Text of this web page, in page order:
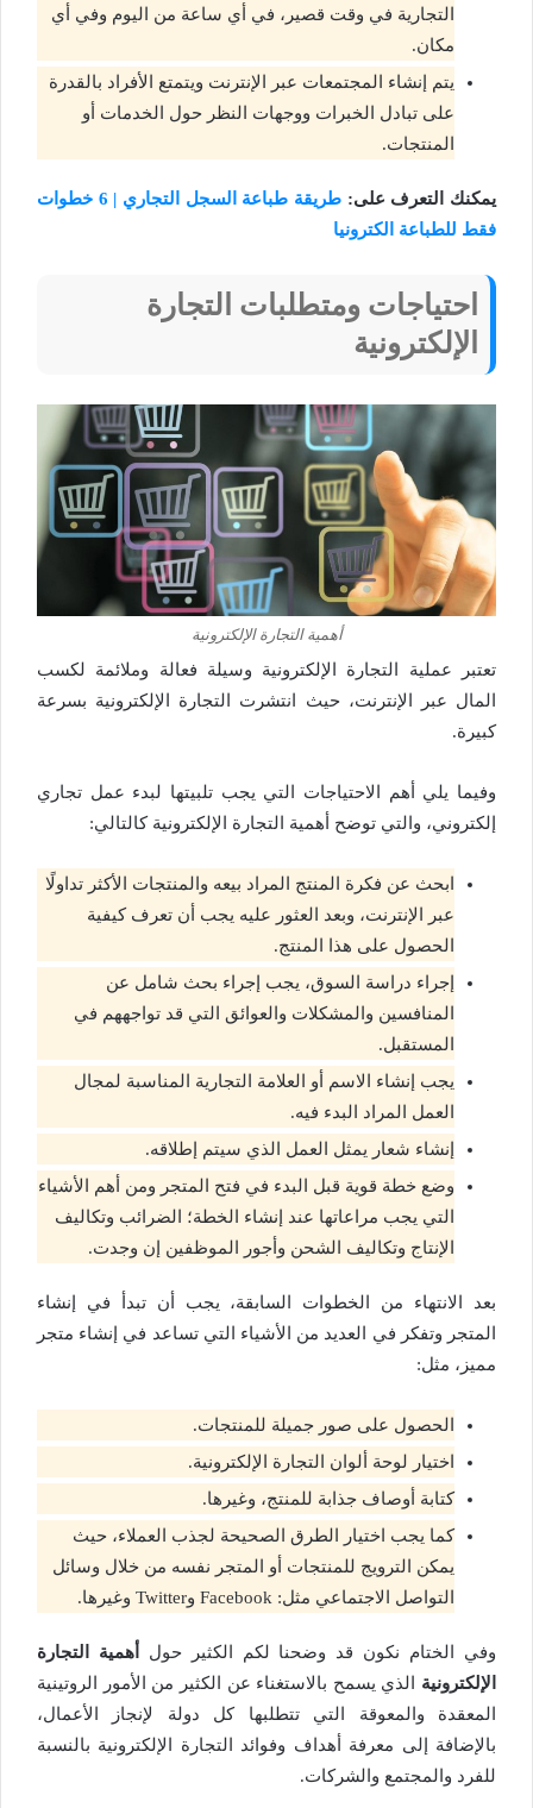
التجارية في وقت قصير، في أي ساعة من اليوم وفي أي
مكان.
يتم إنشاء المجتمعات عبر الإنترنت ويتمتع الأفراد بالقدرة
على تبادل الخبرات ووجهات النظر حول الخدمات أو
المنتجات.
يمكنك التعرف على:
طريقة طباعة السجل التجاري | 6 خطوات
فقط للطباعة الكترونيا
احتياجات ومتطلبات التجارة
الإلكترونية
أهمية التجارة الإلكترونية
تعتبر عملية التجارة الإلكترونية وسيلة فعالة وملائمة لكسب
المال عبر الإنترنت، حيث انتشرت التجارة الإلكترونية بسرعة
كبيرة.
وفيما يلي أهم الاحتياجات التي يجب تلبيتها لبدء عمل تجاري
إلكتروني، والتي توضح أهمية التجارة الإلكترونية كالتالي:
ابحث عن فكرة المنتج المراد بيعه والمنتجات الأكثر تداولًا
عبر الإنترنت، وبعد العثور عليه يجب أن تعرف كيفية
الحصول على هذا المنتج.
إجراء دراسة السوق، يجب إجراء بحث شامل عن
المنافسين والمشكلات والعوائق التي قد تواجههم في
المستقبل.
يجب إنشاء الاسم أو العلامة التجارية المناسبة لمجال
العمل المراد البدء فيه.
إنشاء شعار يمثل العمل الذي سيتم إطلاقه.
وضع خطة قوية قبل البدء في فتح المتجر ومن أهم الأشياء
التي يجب مراعاتها عند إنشاء الخطة؛ الضرائب وتكاليف
الإنتاج وتكاليف الشحن وأجور الموظفين إن وجدت.
بعد الانتهاء من الخطوات السابقة، يجب أن تبدأ في إنشاء
المتجر وتفكر في العديد من الأشياء التي تساعد في إنشاء متجر
مميز، مثل:
الحصول على صور جميلة للمنتجات.
اختيار لوحة ألوان التجارة الإلكترونية.
كتابة أوصاف جذابة للمنتج، وغيرها.
كما يجب اختيار الطرق الصحيحة لجذب العملاء، حيث
يمكن الترويج للمنتجات أو المتجر نفسه من خلال وسائل
التواصل الاجتماعي مثل: Facebook وTwitter وغيرها.
وفي الختام نكون قد وضحنا لكم الكثير حول
أهمية التجارة
الإلكترونية الذي يسمح بالاستغناء عن الكثير من الأمور الروتينية
المعقدة والمعوقة التي تتطلبها كل دولة لإنجاز الأعمال،
بالإضافة إلى معرفة أهداف وفوائد التجارة الإلكترونية بالنسبة
للفرد والمجتمع والشركات.